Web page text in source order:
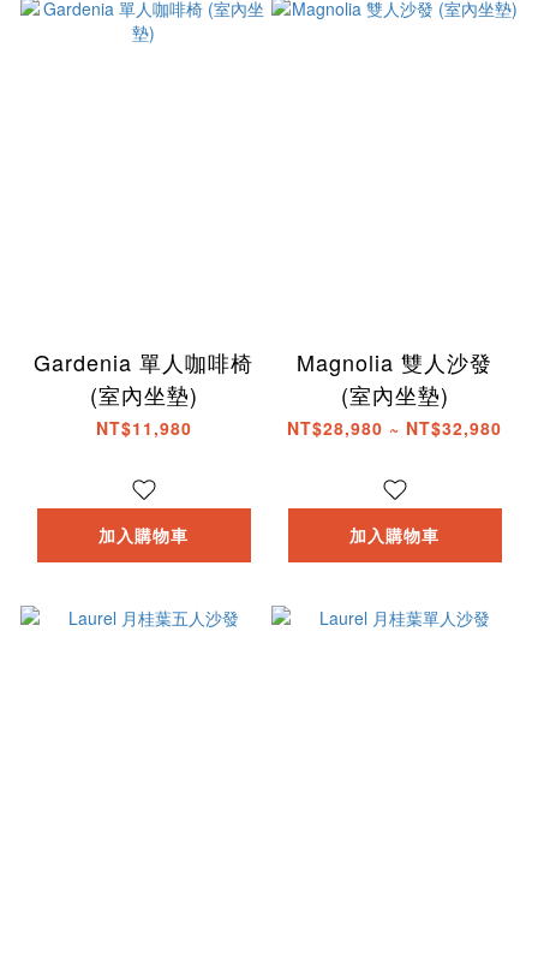
Gardenia 單人咖啡椅
(室內坐墊)
NT$11,980
加入購物車
Magnolia 雙人沙發
(室內坐墊)
NT$28,980 ~ NT$32,980
加入購物車